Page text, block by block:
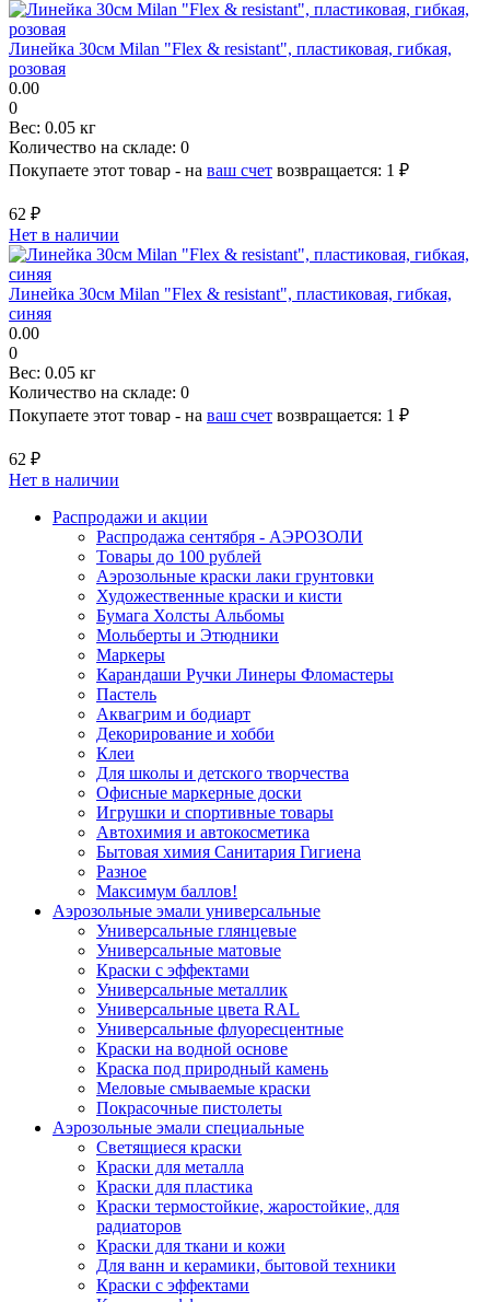
Линейка 30см Milan "Flex & resistant", пластиковая, гибкая,
розовая
0.00
0
Вес: 0.05 кг
Количество на складе: 0
Покупаете этот товар - на ваш счет возвращается: 1 ₽
62 ₽
Нет в наличии
Линейка 30см Milan "Flex & resistant", пластиковая, гибкая,
синяя
0.00
0
Вес: 0.05 кг
Количество на складе: 0
Покупаете этот товар - на ваш счет возвращается: 1 ₽
62 ₽
Нет в наличии
Распродажи и акции
Распродажа сентября - АЭРОЗОЛИ
Товары до 100 рублей
Аэрозольные краски лаки грунтовки
Художественные краски и кисти
Бумага Холсты Альбомы
Мольберты и Этюдники
Маркеры
Карандаши Ручки Линеры Фломастеры
Пастель
Аквагрим и бодиарт
Декорирование и хобби
Клеи
Для школы и детского творчества
Офисные маркерные доски
Игрушки и спортивные товары
Автохимия и автокосметика
Бытовая химия Санитария Гигиена
Разное
Максимум баллов!
Аэрозольные эмали универсальные
Универсальные глянцевые
Универсальные матовые
Краски с эффектами
Универсальные металлик
Универсальные цвета RAL
Универсальные флуоресцентные
Краски на водной основе
Краска под природный камень
Меловые смываемые краски
Покрасочные пистолеты
Аэрозольные эмали специальные
Светящиеся краски
Краски для металла
Краски для пластика
Краски термостойкие, жаростойкие, для
радиаторов
Краски для ткани и кожи
Для ванн и керамики, бытовой техники
Краски с эффектами